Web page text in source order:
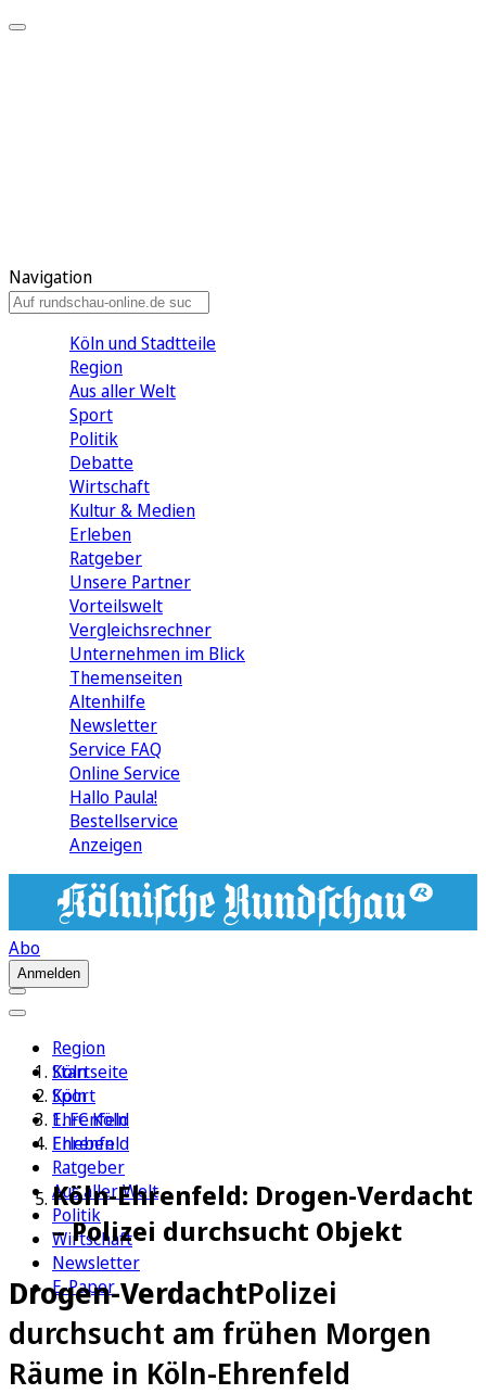
Navigation
Köln und Stadtteile
Region
Aus aller Welt
Sport
Politik
Debatte
Wirtschaft
Kultur & Medien
Erleben
Ratgeber
Unsere Partner
Vorteilswelt
Vergleichsrechner
Unternehmen im Blick
Themenseiten
Altenhilfe
Newsletter
Service FAQ
Online Service
Hallo Paula!
Bestellservice
Anzeigen
Abo
Anmelden
Region
Köln
Sport
1. FC Köln
Erleben
Ratgeber
Aus aller Welt
Politik
Wirtschaft
Newsletter
E-Paper
Startseite
Köln
Ehrenfeld
Ehrenfeld
Köln-Ehrenfeld: Drogen-Verdacht
– Polizei durchsucht Objekt
Drogen-VerdachtPolizei
durchsucht am frühen Morgen
Räume in Köln-Ehrenfeld